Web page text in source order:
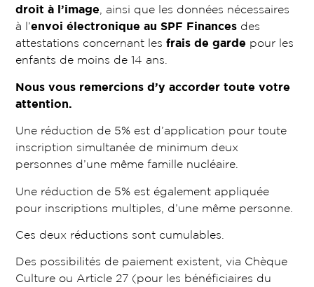
droit à l’image , ainsi que les données nécessaires
à l’envoi électronique au SPF Finances des
attestations concernant les frais de garde pour les
enfants de moins de 14 ans.
Nous vous remercions d’y accorder toute votre
attention.
Une réduction de 5% est d’application pour toute
inscription simultanée de minimum deux
personnes d’une même famille nucléaire.
Une réduction de 5% est également appliquée
pour inscriptions multiples, d’une même personne.
Ces deux réductions sont cumulables.
Des possibilités de paiement existent, via Chèque
Culture ou Article 27 (pour les bénéficiaires du